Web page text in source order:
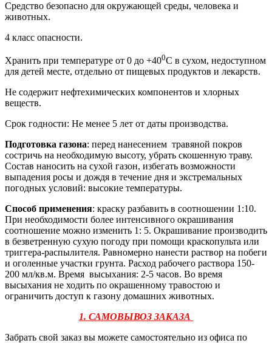
Средство безопасно для окружающей среды, человека и
животных.
4 класс опасности.
Хранить при температуре от 0 до +400С в сухом, недоступном
для детей месте, отдельно от пищевых продуктов и лекарств.
Не содержит нефтехимических компонентов и хлорных
веществ.
Срок годности: Не менее 5 лет от даты производства.
Подготовка газона: перед нанесением травяной покров
состричь на необходимую высоту, убрать скошенную траву.
Состав наносить на сухой газон, избегать возможности
выпадения росы и дождя в течение дня и экстремальных
погодных условий: высокие температуры.
Способ применения: краску разбавить в соотношении 1:10.
При необходимости более интенсивного окрашивания
соотношение можно изменить 1: 5. Окрашивание производить
в безветренную сухую погоду при помощи краскопульта или
триггера-распылителя. Равномерно нанести раствор на побеги
и оголенные участки грунта. Расход рабочего раствора 150-
200 мл/кв.м. Время высыхания: 2-5 часов. Во время
высыхания не ходить по окрашенному травостою и
ограничить доступ к газону домашних животных.
1. САМОВЫВОЗ ЗАКАЗА
Забрать свой заказ вы можете самостоятельно из офиса по